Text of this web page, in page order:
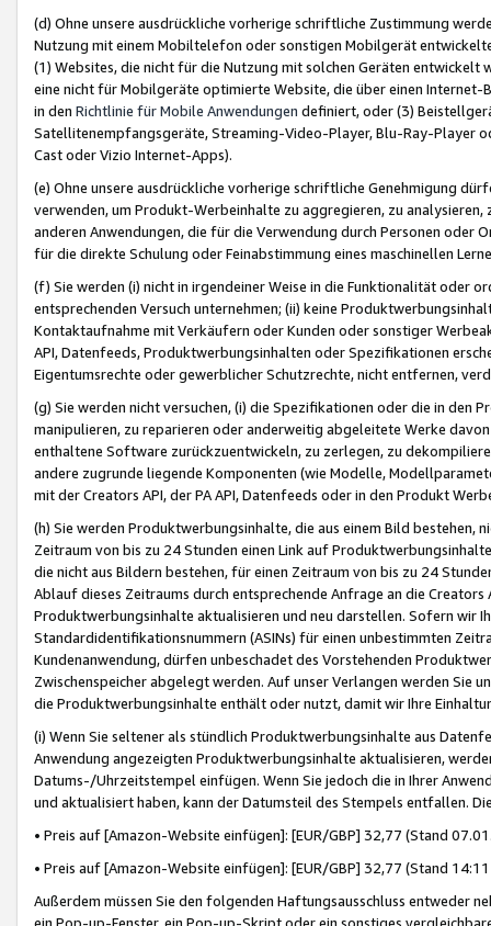
(d) Ohne unsere ausdrückliche vorherige schriftliche Zustimmung
Nutzung mit einem Mobiltelefon oder sonstigen Mobilgerät
(1) Websites, die nicht für die Nutzung mit solchen Geräten
eine nicht für Mobilgeräte optimierte Website, die über einen
in den Richtlinie für Mobile Anwendungen definiert, oder (3)
Satellitenempfangsgeräte, Streaming-Video-Player, Blu-Ray-Player
Cast oder Vizio Internet-Apps).
(e) Ohne unsere ausdrückliche vorherige schriftliche Genehmigung
verwenden, um Produkt-Werbeinhalte zu aggregieren, zu
anderen Anwendungen, die für die Verwendung durch Personen
für die direkte Schulung oder Feinabstimmung eines maschinellen
(f) Sie werden (i) nicht in irgendeiner Weise in die Funktionalität oder
entsprechenden Versuch unternehmen; (ii) keine
Kontaktaufnahme mit Verkäufern oder Kunden oder sonstiger
API, Datenfeeds, Produktwerbungsinhalten oder Spezifikationen
Eigentumsrechte oder gewerblicher Schutzrechte, nicht entfernen,
(g) Sie werden nicht versuchen, (i) die Spezifikationen oder die in
manipulieren, zu reparieren oder anderweitig abgeleitete Werke
enthaltene Software zurückzuentwickeln, zu zerlegen, zu
andere zugrunde liegende Komponenten (wie Modelle,
mit der Creators API, der PA API, Datenfeeds oder in den Produkt
(h) Sie werden Produktwerbungsinhalte, die aus einem Bild bestehen,
Zeitraum von bis zu 24 Stunden einen Link auf
die nicht aus Bildern bestehen, für einen Zeitraum von bis zu 24
Ablauf dieses Zeitraums durch entsprechende Anfrage an die
Produktwerbungsinhalte aktualisieren und neu darstellen. Sofern wir
Standardidentifikationsnummern (ASINs) für einen unbestimmten
Kundenanwendung, dürfen unbeschadet des Vorstehenden
Zwischenspeicher abgelegt werden. Auf unser Verlangen werden Sie
die Produktwerbungsinhalte enthält oder nutzt, damit wir Ihre
(i) Wenn Sie seltener als stündlich Produktwerbungsinhalte aus
Anwendung angezeigten Produktwerbungsinhalte aktualisieren,
Datums-/Uhrzeitstempel einfügen. Wenn Sie jedoch die in Ihrer
und aktualisiert haben, kann der Datumsteil des Stempels entfallen.
• Preis auf [Amazon-Website einfügen]: [EUR/GBP] 32,77 (Stand
• Preis auf [Amazon-Website einfügen]: [EUR/GBP] 32,77 (Stand
Außerdem müssen Sie den folgenden Haftungsausschluss entweder
ein Pop-up-Fenster, ein Pop-up-Skript oder ein sonstiges